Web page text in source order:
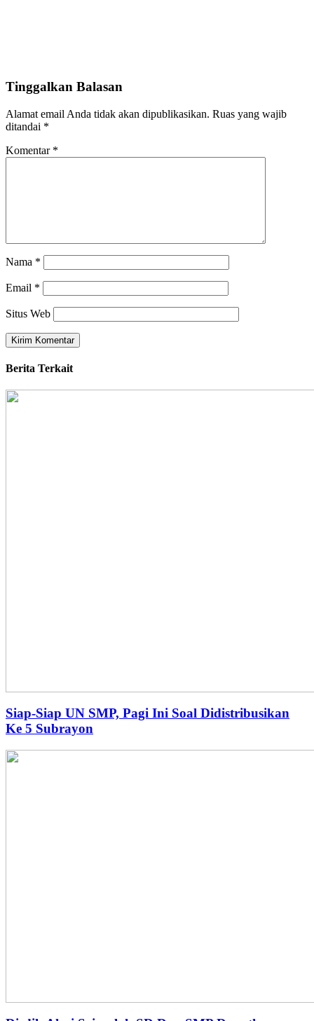
Tinggalkan Balasan
Alamat email Anda tidak akan dipublikasikan. Ruas yang wajib
ditandai *
Komentar *
Nama *
Email *
Situs Web
Berita Terkait
Siap-Siap UN SMP, Pagi Ini Soal Didistribusikan
Ke 5 Subrayon